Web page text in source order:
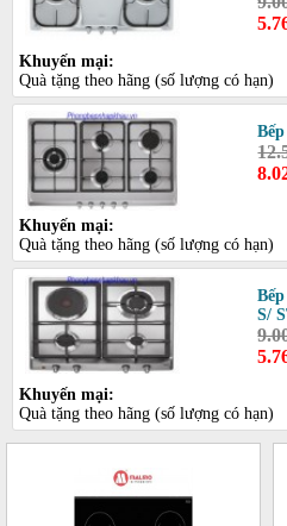
Khuyến mại:
Quà tặng theo hãng (số lượng có hạn)
Khuyến mại:
Quà tặng theo hãng (số lượng có hạn)
S/
Khuyến mại:
Quà tặng theo hãng (số lượng có hạn)